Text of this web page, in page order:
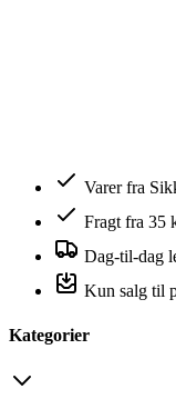
Varer fra
Fragt fra 35
Dag-til-dag
Kun salg til
Kategorier